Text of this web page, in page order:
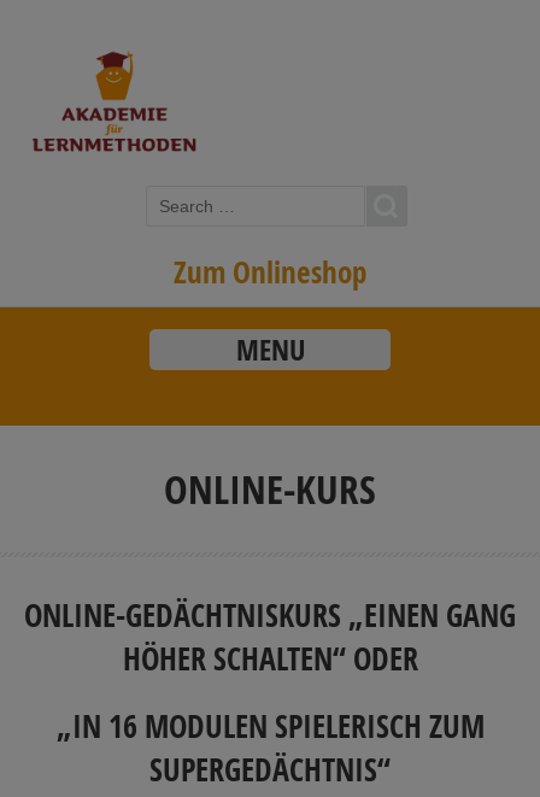
Zum Onlineshop
MENU
ONLINE-KURS
ONLINE-GEDÄCHTNISKURS „EINEN GANG
HÖHER SCHALTEN“ ODER
„IN 16 MODULEN SPIELERISCH ZUM
SUPERGEDÄCHTNIS“